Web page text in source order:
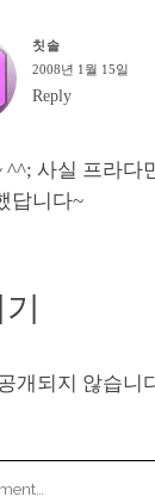
칫솔
2008년 1월 15일
Reply
^^; 사실 프라다
답니다~
개되지 않습니